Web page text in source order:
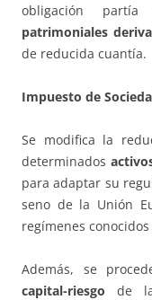
obligación
patrimoniales
de reducida cuantía.
Impuesto de
Se modifica la
determinados
para adaptar su
seno de la Unión
regímenes
Además, se
capital-riesgo de